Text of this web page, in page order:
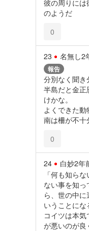
彼の周りに
のようだ
0
23 名無し2
報告
分別なく聞き
半島だと金正
けかな。
よくできた
南は柵が不十
0
24 白妙2年
「何も知ら
ない事を知
ら、世の中
いうことにな
コイツは本
が悪いのが良